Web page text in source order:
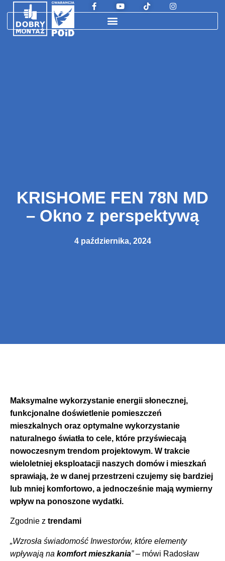
KRISHOME FEN 78N MD
– Okno z perspektywą
4 października, 2024
Maksymalne wykorzystanie energii słonecznej,
funkcjonalne doświetlenie pomieszczeń
mieszkalnych oraz optymalne wykorzystanie
naturalnego światła to cele, które przyświecają
nowoczesnym trendom projektowym. W trakcie
wieloletniej eksploatacji naszych domów i mieszkań
sprawiają, że w danej przestrzeni czujemy się bardziej
lub mniej komfortowo, a jednocześnie mają wymierny
wpływ na ponoszone wydatki.
Zgodnie z trendami
„Wzrosła świadomość Inwestorów, które elementy
wpływają na komfort mieszkania”– mówi Radosław